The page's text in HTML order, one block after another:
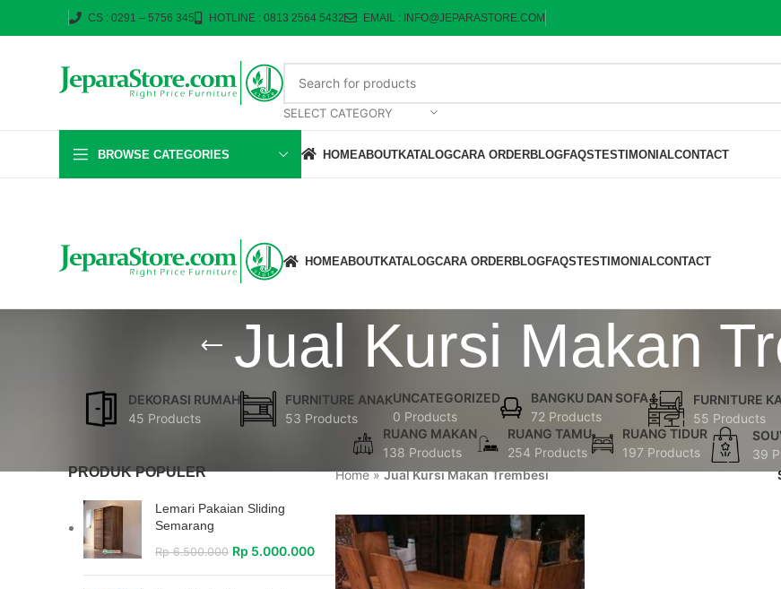
CS : 0291 – 5756 345 HOTLINE : 0813 2564 5432 EMAIL : INFO@JEPARASTORE.COM
SELECT CATEGORY
BROWSE CATEGORIES HOMEABOUTKATALOGCARA ORDERBLOGFAQSTESTIMONIALCONTACT
HOMEABOUTKATALOGCARA ORDERBLOGFAQSTESTIMONIALCONTACT
Jual Kursi Makan
DEKORASI RUMAH
45 Products
FURNITURE ANAK
53 Products
UNCATEGORIZED
0 Products
BANGKU DAN SOFA
72 Products
FURNITURE
55 Products
RUANG MAKAN
138 Products
RUANG TAMU
254 Products
RUANG TIDUR
197 Products
39
PRODUK POPULER
Lemari Pakaian Sliding
Semarang
Rp6.500.000 Rp 5.000.000
Home»Jual Kursi Makan Trembesi